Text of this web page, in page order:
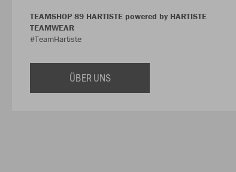
TEAMSHOP 89 HARTISTE powered by HARTISTE
TEAMWEAR
#TeamHartiste
ÜBER UNS